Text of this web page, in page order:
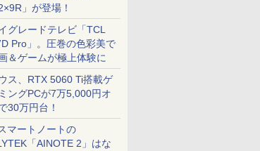
2×9R」が登場！
グレードテレビ「TCL
Pro」。圧巻の色彩美で
＆ゲームが極上体験に
ス、RTX 5060 Ti搭載ゲ
ングPCが7万5,000円オ
30万円台！
マートノートの
「AINOTE 2」はな